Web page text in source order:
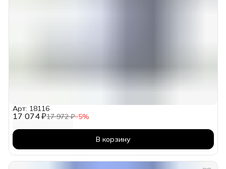
17 074 ₽17 972 ₽−5%
Арт: 18116
В корзину